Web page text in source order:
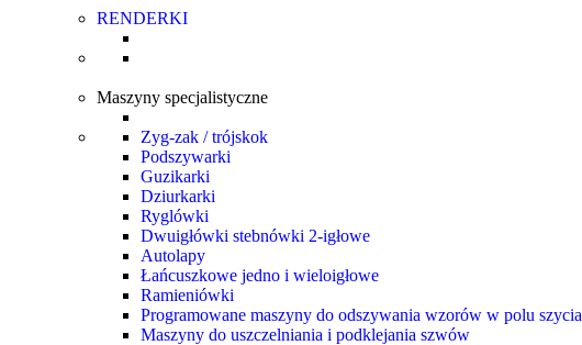
RENDERKI
Maszyny specjalistyczne
Zyg-zak / trójskok
Podszywarki
Guzikarki
Dziurkarki
Ryglówki
Dwuigłówki stebnówki 2-igłowe
Autolapy
Łańcuszkowe jedno i wieloigłowe
Ramieniówki
Programowane maszyny do odszywania wzorów w polu szycia
Maszyny do uszczelniania i podklejania szwów